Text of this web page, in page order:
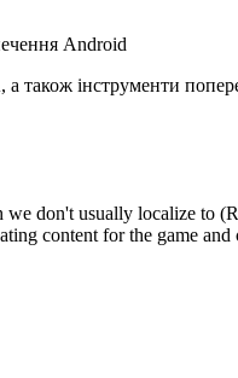
Android
також інструменти
don't usually localize to
content for the game